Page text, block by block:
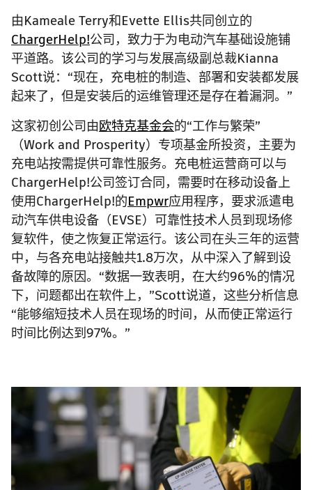
由Kameale Terry和Evette Ellis共同创立的
ChargerHelp!公司，致力于为电动汽车基础设施铺
平道路。该公司的学习与发展高级副总裁Kianna
Scott说：“现在，充电桩的制造、部署和安装都发展
起来了，但是安装后的运维管理还是存在着漏洞。”
这家初创公司由欧特克基金会的“工作与繁荣”
（Work and Prosperity）专项基金所投资，主要为
充电站按需提供可靠性服务。充电桩运营商可以与
ChargerHelp!公司签订合同，需要时在移动设备上
使用ChargerHelp!的Empwr应用程序，要求派遣电
动汽车供电设备（EVSE）可靠性技术人员到现场修
复软件，使之恢复正常运行。该公司在头三年的运营
中，与各充电站接触共1.8万次，从中深入了解到设
备故障的原因。“数据一致表明，在大约96%的情况
下，问题都出在软件上，”Scott说道，这些分析信息
“能够缩短技术人员在现场的时间，从而使正常运行
时间比例达到97%。”